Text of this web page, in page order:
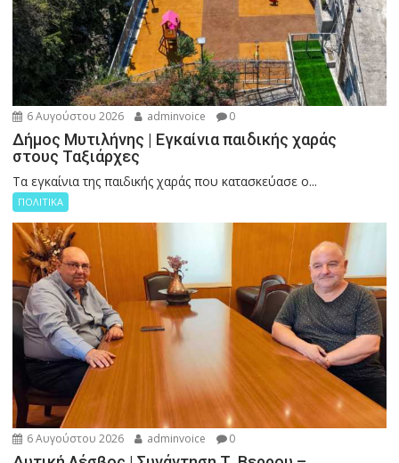
6 Αυγούστου 2026 adminvoice 0
Δήμος Μυτιλήνης | Εγκαίνια παιδικής χαράς
στους Ταξιάρχες
Tα εγκαίνια της παιδικής χαράς που κατασκεύασε ο...
ΠΟΛΙΤΙΚΑ
6 Αυγούστου 2026 adminvoice 0